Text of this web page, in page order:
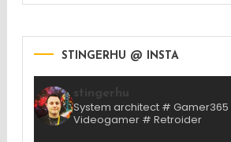
STINGERHU @ INSTA
System architect # Gamer365
Videogamer # Retroider